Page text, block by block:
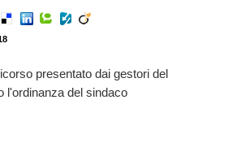
presentato dai gestori del
l'ordinanza del sindaco